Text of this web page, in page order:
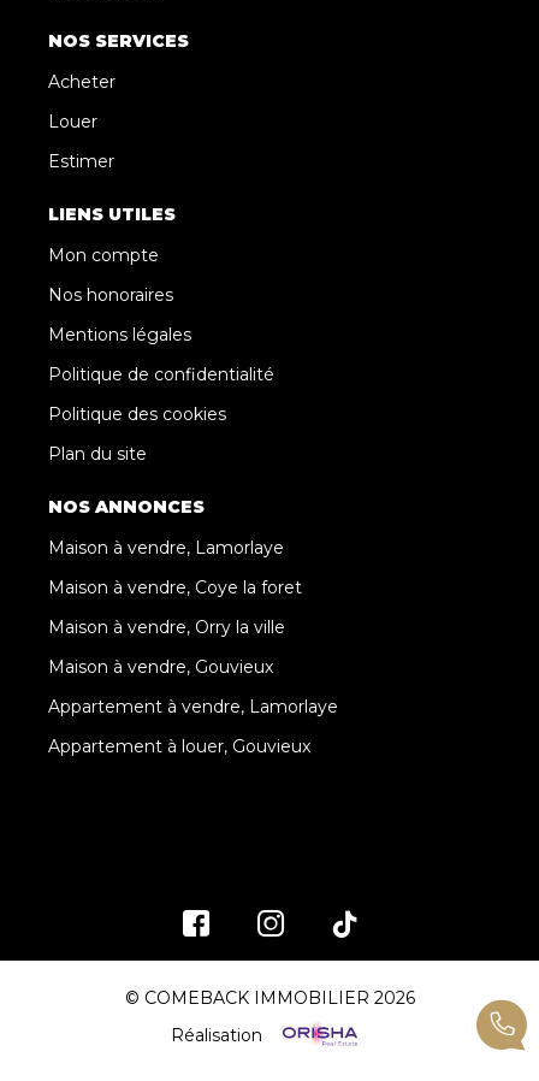
NOS SERVICES
Acheter
Louer
Estimer
LIENS UTILES
Mon compte
Nos honoraires
Mentions légales
Politique de confidentialité
Politique des cookies
Plan du site
NOS ANNONCES
Maison à vendre, Lamorlaye
Maison à vendre, Coye la foret
Maison à vendre, Orry la ville
Maison à vendre, Gouvieux
Appartement à vendre, Lamorlaye
Appartement à louer, Gouvieux
© COMEBACK IMMOBILIER 2026
Réalisation